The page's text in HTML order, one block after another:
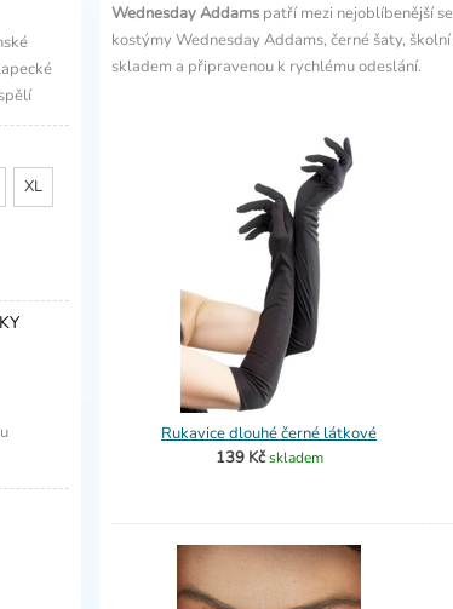
Wednesday Addams patří mezi nejoblíbenější
kostýmy Wednesday Addams, černé šaty,
skladem a připravenou k rychlému odeslání.
Rukavice dlouhé černé látkové
139 Kč skladem
XL